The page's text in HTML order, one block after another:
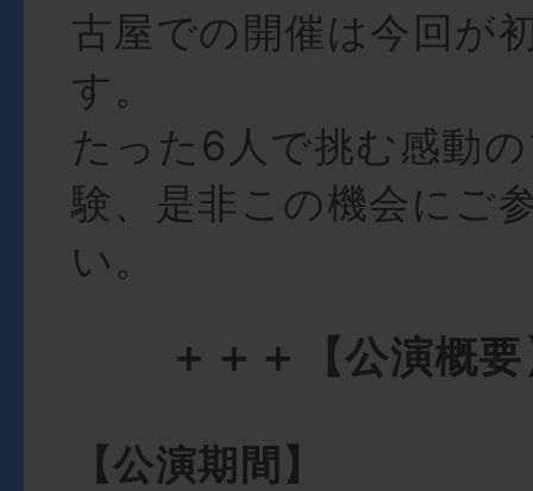
古屋での開催は今回が
す。
たった6人で挑む感動
験、是非この機会にご
い。
＋＋＋【公演概
【公演期間】